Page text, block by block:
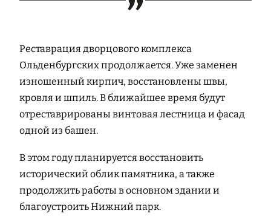
Реставрация дворцового комплекса
Ольденбургских продолжается. Уже заменен
изношенный кирпич, восстановлены швы,
кровля и шпиль. В ближайшее время будут
отреставрированы винтовая лестница и фасад
одной из башен.
В этом году планируется восстановить
исторический облик памятника, а также
продолжить работы в основном здании и
благоустроить Нижний парк.